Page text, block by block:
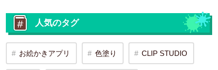
人気のタグ
お絵かきアプリ 色塗り CLIP STUDIO